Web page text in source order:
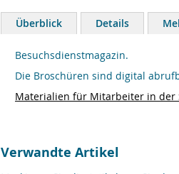
Anfang
springen
Überblick Details
Besuchsdienstmagazin.
Die Broschüren sind digital
Materialien für Mitarbeiter in der
Verwandte Artikel